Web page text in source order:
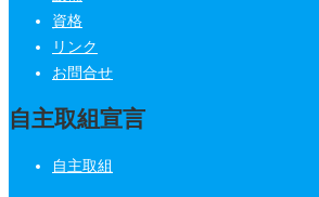
資格
リンク
お問合せ
自主取組宣言
自主取組